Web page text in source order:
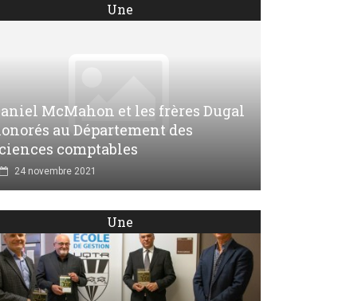
Une
McMahon et les frères Dugal
au Département des
comptables
24 novembre 2021
Une